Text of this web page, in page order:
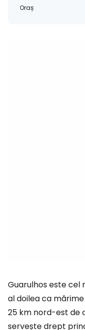
Oraș
Guarulhos este cel
al doilea ca
25 km nord-est de
servește drept